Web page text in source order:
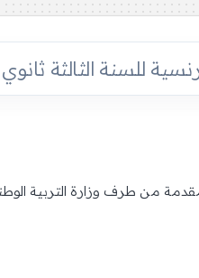
للسنة الثالثة ثانوي
من طرف وزارة التربية